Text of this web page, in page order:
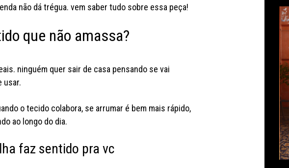
não dá trégua. vem saber tudo sobre essa peça!
que não amassa?
ninguém quer sair de casa pensando se vai
usar.
o tecido colabora, se arrumar é bem mais rápido,
ao longo do dia.
faz sentido pra vc